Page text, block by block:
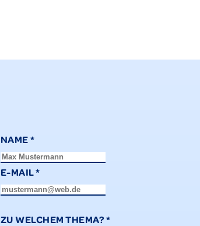
NAME*
E-MAIL*
ZU WELCHEM THEMA?*